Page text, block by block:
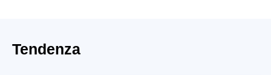
Tendenza